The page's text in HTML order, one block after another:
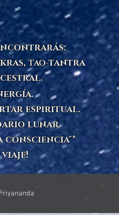
TAO-tantra
espiritual.
lunar.
consciencia"*